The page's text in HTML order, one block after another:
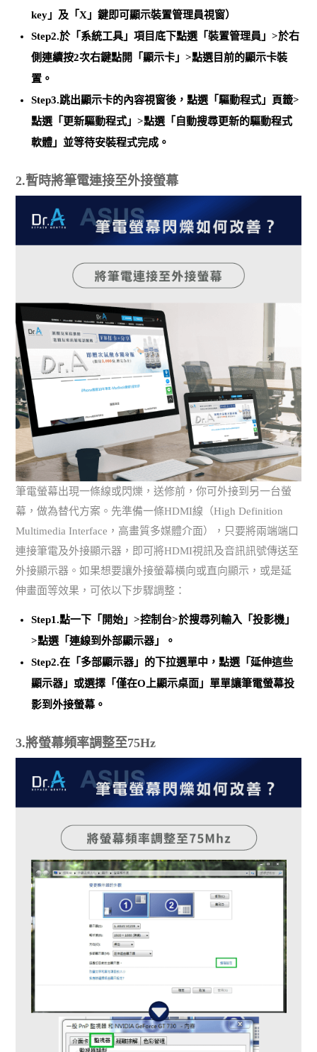
key」及「X」鍵即可顯示裝置管理員視窗）
Step2.於「系統工具」項目底下點選「裝置管理員」>於右
側連續按2次右鍵點開「顯示卡」>點選目前的顯示卡裝
置。
Step3.跳出顯示卡的內容視窗後，點選「驅動程式」頁籤>
點選「更新驅動程式」>點選「自動搜尋更新的驅動程式
軟體」並等待安裝程式完成。
2.暫時將筆電連接至外接螢幕
筆電螢幕出現一條線或閃爍，送修前，你可外接到另一台螢
幕，做為替代方案。先準備一條HDMI線（High Definition
Multimedia Interface，高畫質多媒體介面），只要將兩端端口
連接筆電及外接顯示器，即可將HDMI視訊及音訊訊號傳送至
外接顯示器。如果想要讓外接螢幕橫向或直向顯示，或是延
伸畫面等效果，可依以下步驟調整：
Step1.點一下「開始」>控制台>於搜尋列輸入「投影機」
>點選「連線到外部顯示器」。
Step2.在「多部顯示器」的下拉選單中，點選「延伸這些
顯示器」或選擇「僅在O上顯示桌面」單單讓筆電螢幕投
影到外接螢幕。
3.將螢幕頻率調整至75Hz